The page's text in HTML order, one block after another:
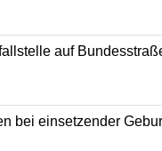
auf
bei einsetzender